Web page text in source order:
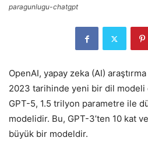
paragunlugu-chatgpt
OpenAI, yapay zeka (AI)
2023 tarihinde yeni bir dil modeli
GPT-5, 1.5 trilyon parametre ile
modelidir. Bu, GPT-3’ten 10 kat
büyük bir modeldir.